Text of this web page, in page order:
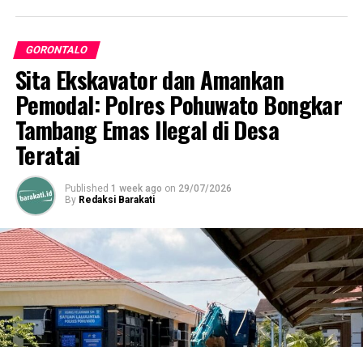
GORONTALO
Sita Ekskavator dan Amankan
Pemodal: Polres Pohuwato Bongkar
Tambang Emas Ilegal di Desa
Teratai
Published 1 week ago on 29/07/2026
By Redaksi Barakati